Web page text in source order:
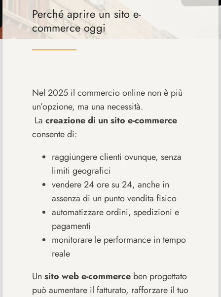
Perché aprire un sito e-
commerce oggi
Nel 2025 il commercio online non è più
un’opzione, ma una necessità.
La creazione di un sito e-commerce
consente di:
raggiungere clienti ovunque, senza
limiti geografici
vendere 24 ore su 24, anche in
assenza di un punto vendita fisico
automatizzare ordini, spedizioni e
pagamenti
monitorare le performance in tempo
reale
Un sito web e-commerce ben progettato
può aumentare il fatturato, rafforzare il tuo